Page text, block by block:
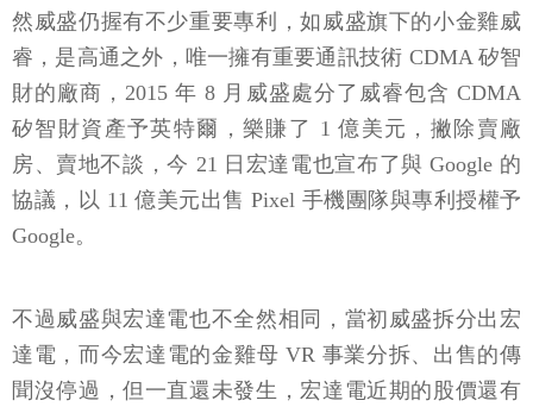
然威盛仍握有不少重要專利，如威盛旗下的小金雞威
睿，是高通之外，唯一擁有重要通訊技術 CDMA 矽智
財的廠商，2015 年 8 月威盛處分了威睿包含 CDMA
矽智財資產予英特爾，樂賺了 1 億美元，撇除賣廠
房、賣地不談，今 21 日宏達電也宣布了與 Google 的
協議，以 11 億美元出售 Pixel 手機團隊與專利授權予
Google。
不過威盛與宏達電也不全然相同，當初威盛拆分出宏
達電，而今宏達電的金雞母 VR 事業分拆、出售的傳
聞沒停過，但一直還未發生，宏達電近期的股價還有